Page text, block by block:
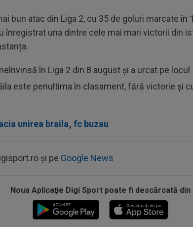
bun atac din Liga 2, cu 35 de goluri marcate în
înregistrat una dintre cele mai mari victorii din
în Liga 2 din 8 august și a urcat pe
este penultima în clasament, fără victorie și
unirea braila, fc buzau
și pe Google News
Noua Aplicaţie Digi Sport poate fi descărcată din